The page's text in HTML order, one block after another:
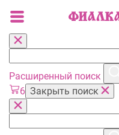
Расширенный поиск
6 Закрыть поиск